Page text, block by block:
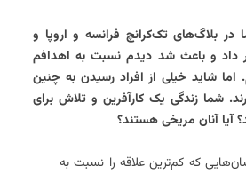
بلاگ‌های تک‌کرانچ فرانسه و اروپا و
داد و باعث شد دیدم نسبت به اهدافم
اما شاید خیلی از افراد رسیدن به چنین
شما زندگی یک کارآفرین و تلاش برای
آیا آنان مریخی هستند؟
که کم‌ترین علاقه را نسبت به